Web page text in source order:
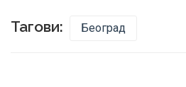
Тагови: Београд